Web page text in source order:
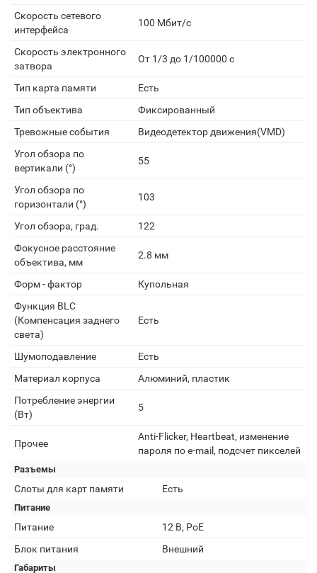
Скорость сетевого
интерфейса
100 Мбит/с
Скорость электронного
затвора
От 1/3 до 1/100000 с
Тип карта памяти
Есть
Тип объектива
Фиксированный
Тревожные события
Видеодетектор движения(VMD)
Угол обзора по
вертикали (°)
55
Угол обзора по
горизонтали (°)
103
Угол обзора, град.
122
Фокусное расстояние
объектива, мм
2.8 мм
Форм - фактор
Купольная
Функция BLC
(Компенсация заднего
света)
Есть
Шумоподавление
Есть
Материал корпуса
Алюминий, пластик
Потребление энергии
(Вт)
5
Прочее
Anti-Flicker, Heartbeat, изменение
пароля по e-mail, подсчет пикселей
Разъемы
Слоты для карт памяти Есть
Питание
Питание
12 В, PoE
Блок питания
Внешний
Габариты